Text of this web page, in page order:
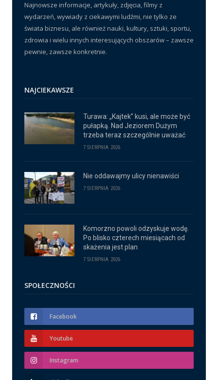
Najnowsze informacje, artykuły, zdjęcia, filmy z
wydarzeń, wywiady z ciekawymi ludźmi, nie tylko ze
świata biznesu, ale również nauki, kultury, sztuki, sportu,
zdrowia i wielu innych interesujących obszarów – zawsze
pewnie, zawsze konkretnie.
NAJCIEKAWSZE
Turawa: „Kajtek” kusi, ale może być
pułapką. Nad Jeziorem Dużym
trzeba teraz szczególnie uważać
7 SIERPNIA 2026
Nie oddawajmy ulicy nienawiści
7 SIERPNIA 2026
Komorzno powoli odzyskuje wodę.
Po blisko czterech miesiącach od
skażenia jest plan
7 SIERPNIA 2026
SPOŁECZNOŚCI
Facebook
Youtube
Instagram